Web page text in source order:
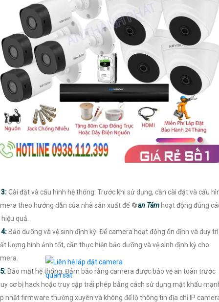
3:Cài đặt và cấu hình hệ thống: Trước khi sử dụng, cần cài đặt và cấu
theo hướng dẫn của nhà sản xuất để 🔄an Tâm hoạt động đúng
quả.
4: Bảo dưỡng và vệ sinh định kỳ: Để camera hoạt động ổn định và duy trì
lượng hình ảnh tốt, cần thực hiện bảo dưỡng và vệ sinh định kỳ cho
5: Bảo mật hệ thống: Đảm bảo rằng camera được bảo vệ an toàn trước
cơ bị hack hoặc truy cập trái phép bằng cách sử dụng mật khẩu
nhật firmware thường xuyên và không để lộ thông tin địa chỉ IP